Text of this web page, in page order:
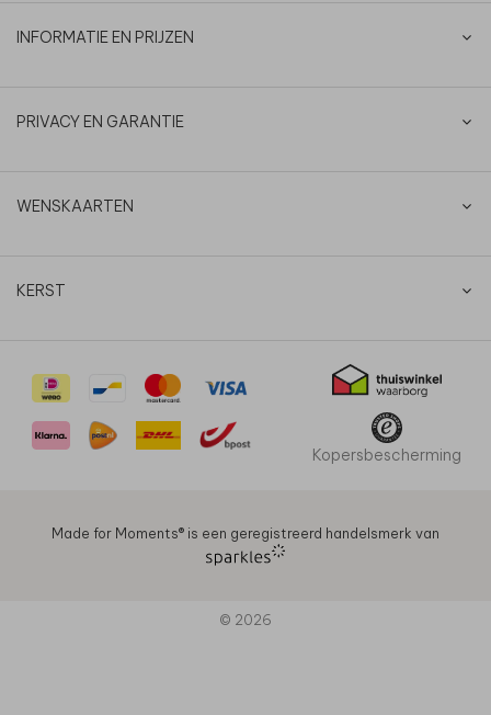
INFORMATIE EN PRIJZEN
PRIVACY EN GARANTIE
WENSKAARTEN
KERST
Kopersbescherming
Made for Moments®️ is een geregistreerd handelsmerk van
© 2026